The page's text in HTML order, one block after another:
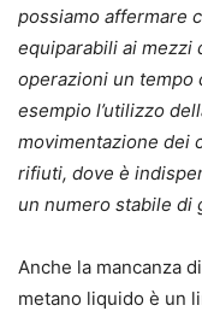
possiamo affermare
equiparabili ai mezzi
operazioni un tempo
esempio l’utilizzo
movimentazione dei
rifiuti, dove è
un numero stabile di
Anche la mancanza
metano liquido è un